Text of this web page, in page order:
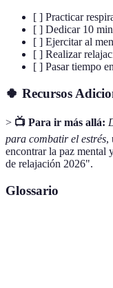
[ ] Practicar
[ ] Dedicar 10
[ ] Ejercitar al
[ ] Realizar
[ ] Pasar tiempo
🍀 Recursos
> 📺 Para ir más allá:
para combatir el estrés,
encontrar la paz mental
de relajación 2026".
Glossario